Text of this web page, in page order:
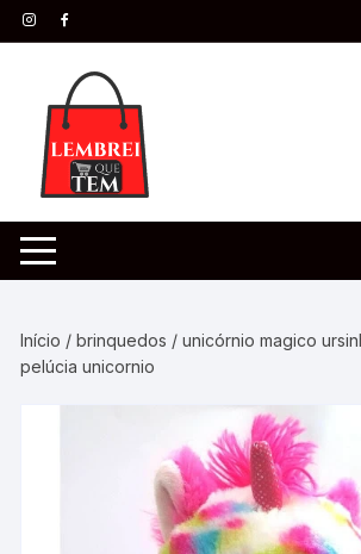
Início /brinquedos / unicórnio magico
pelúcia unicornio